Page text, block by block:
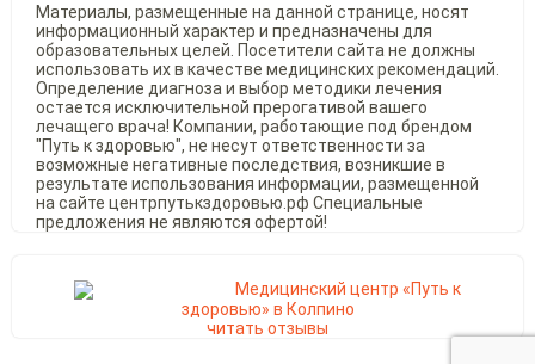
Материалы, размещенные на данной странице, носят
информационный характер и предназначены для
образовательных целей. Посетители сайта не должны
использовать их в качестве медицинских рекомендаций.
Определение диагноза и выбор методики лечения
остается исключительной прерогативой вашего
лечащего врача! Компании, работающие под брендом
"Путь к здоровью", не несут ответственности за
возможные негативные последствия, возникшие в
результате использования информации, размещенной
на сайте центрпутькздоровью.рф Специальные
предложения не являются офертой!
Медицинский центр «Путь к
здоровью» в Колпино
читать отзывы